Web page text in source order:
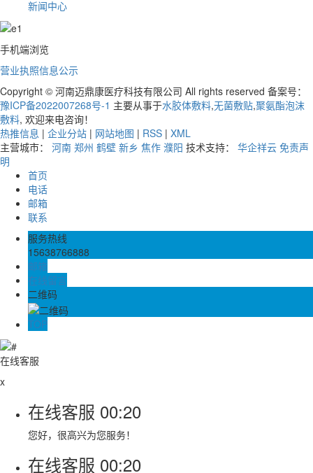
新闻中心
手机端浏览
营业执照信息公示
Copyright © 河南迈鼎康医疗科技有限公司 All rights reserved 备案号：
豫ICP备2022007268号-1 主要从事于水胶体敷料,无菌敷贴,聚氨酯泡沫
敷料, 欢迎来电咨询！
热推信息 | 企业分站 | 网站地图 | RSS | XML
主营城市： 河南 郑州 鹤壁 新乡 焦作 濮阳 技术支持： 华企祥云 免责声
明
首页
电话
邮箱
联系
服务热线
15638766888
邮箱
在线留言
二维码
TOP
在线客服
x
在线客服 00:20
您好，很高兴为您服务！
在线客服 00:20